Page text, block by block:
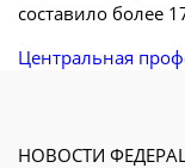
составило более
Центральная
НОВОСТИ